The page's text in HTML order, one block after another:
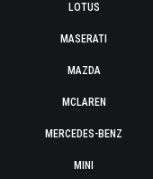
LOTUS
MASERATI
MAZDA
MCLAREN
MERCEDES-BENZ
MINI